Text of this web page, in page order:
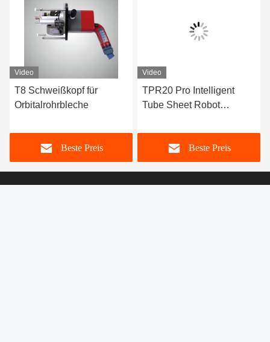
Video
T8 Schweißkopf für
Orbitalrohrbleche
Beste Preis
Video
TPR20 Pro Intelligent
Tube Sheet Robot
D8mm~110mm Rohr
Beste Preis